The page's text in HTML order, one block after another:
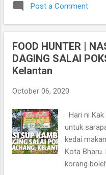
2.30
rapi oleh
menerima
keluarga
lamanya.
Hamid kat
peramah,
orang.
Post a Comment
FOOD HUNTER |
DAGING SALAI
Kelantan
October 06, 2020
Hari ni
untuk
kedai
Kota Bharu.
korang